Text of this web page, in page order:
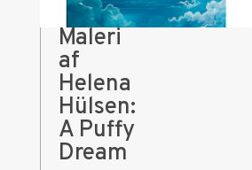
Maleri
af
Helena
Hülsen:
A Puffy
Dream